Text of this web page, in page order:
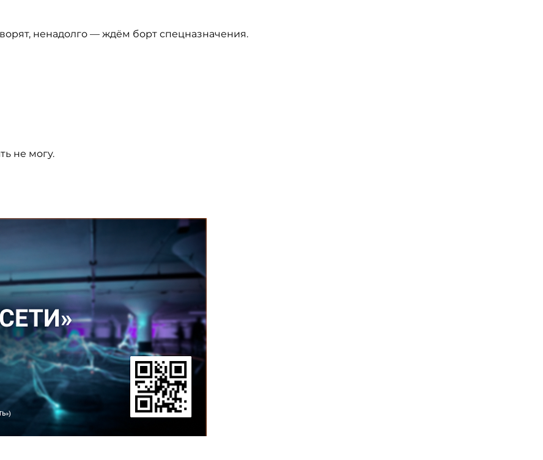
ненадолго — ждём борт спецназначения.
не могу.